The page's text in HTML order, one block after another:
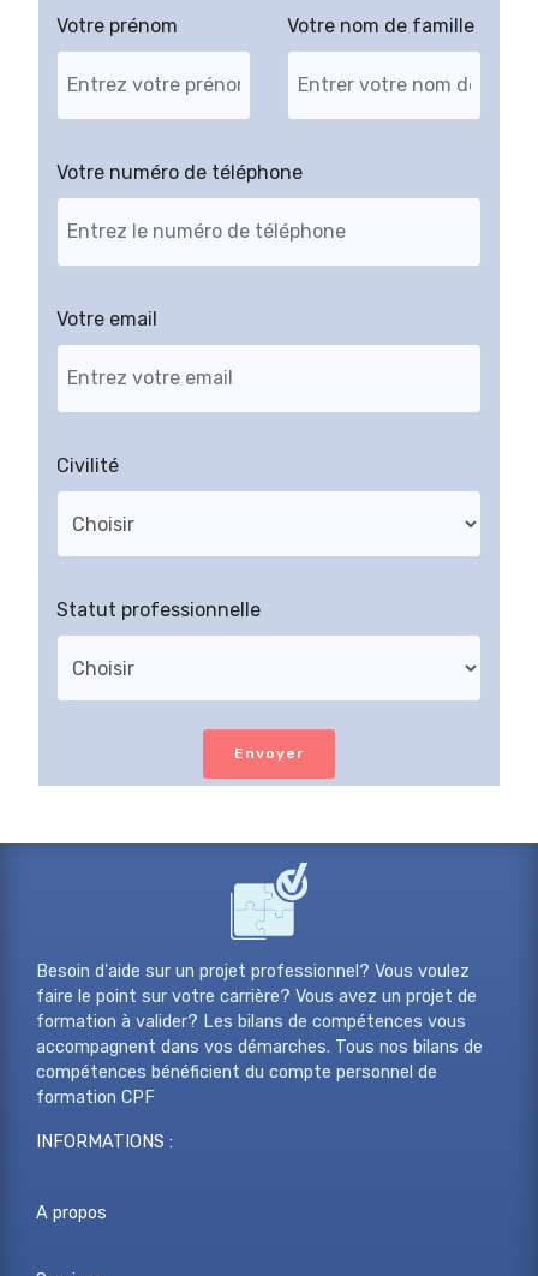
Votre prénom Votre nom de famille
Votre numéro de téléphone
Votre email
Civilité
Statut professionnelle
Envoyer
Besoin d'aide sur un projet professionnel? Vous voulez
faire le point sur votre carrière? Vous avez un projet de
formation à valider? Les bilans de compétences vous
accompagnent dans vos démarches. Tous nos bilans de
compétences bénéficient du compte personnel de
formation CPF
INFORMATIONS :
A propos